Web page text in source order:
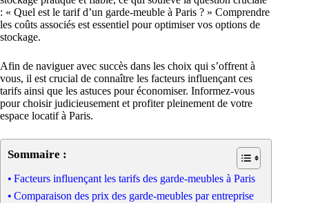
: « Quel est le tarif d’un garde-meuble à Paris ? » Comprendre
les coûts associés est essentiel pour optimiser vos options de
stockage.
Afin de naviguer avec succès dans les choix qui s’offrent à
vous, il est crucial de connaître les facteurs influençant ces
tarifs ainsi que les astuces pour économiser. Informez-vous
pour choisir judicieusement et profiter pleinement de votre
espace locatif à Paris.
Sommaire :
Facteurs influençant les tarifs des garde-meubles à Paris
Comparaison des prix des garde-meubles par entreprise